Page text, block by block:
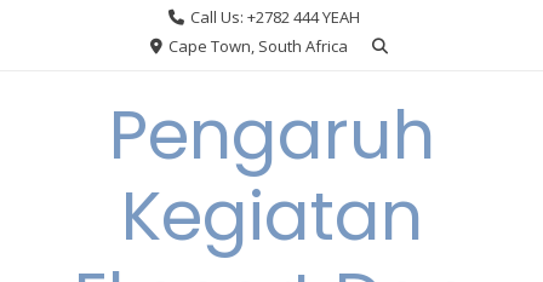
Call Us: +2782 444 YEAH
Cape Town, South Africa
Pengaruh
Kegiatan